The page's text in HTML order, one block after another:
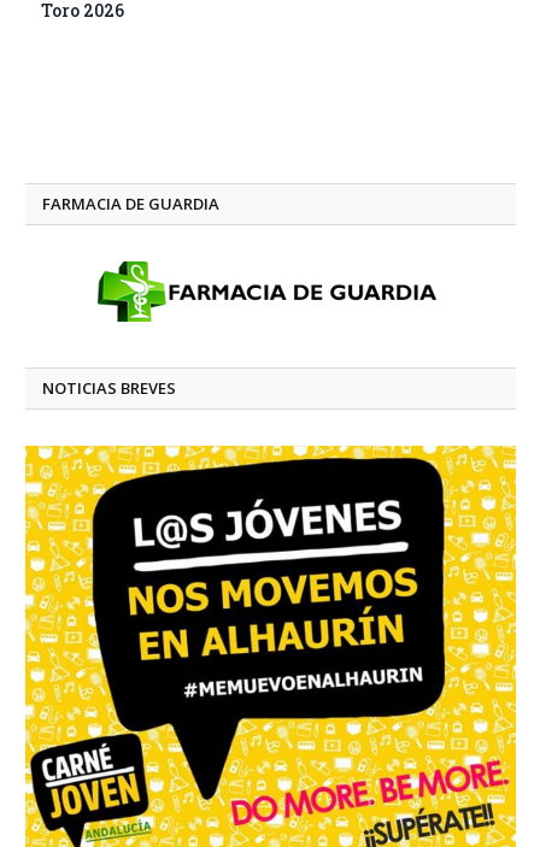
Toro 2026
FARMACIA DE GUARDIA
NOTICIAS BREVES